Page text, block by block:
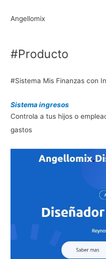
Angellomix
#Producto
#Sistema Mis Finanzas con
Sistema ingresos
Controla a tus hijos o
gastos